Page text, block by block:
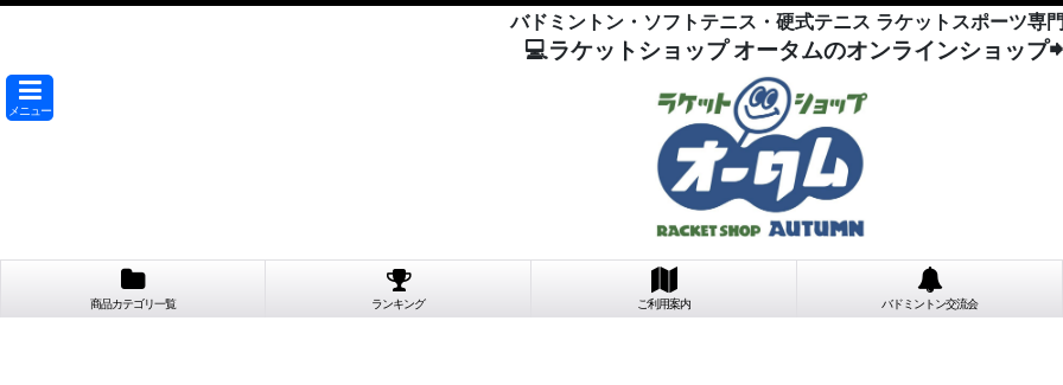
バドミントン・ソフトテニス・硬式テニス ラケットスポーツ専
💻ラケットショップ オータムのオンラインショップ
メニュー
商品カテゴリ一覧 ランキング ご利用案内 バドミントン交流会